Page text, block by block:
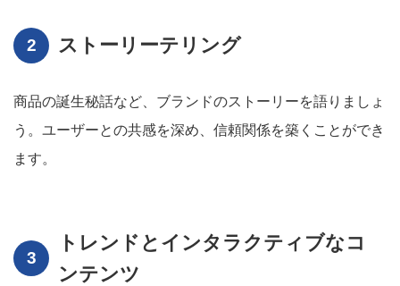
ストーリーテリング
商品の誕生秘話など、ブランドのストーリーを語りましょ
う。ユーザーとの共感を深め、信頼関係を築くことができ
ます。
トレンドとインタラクティブなコ
ンテンツ